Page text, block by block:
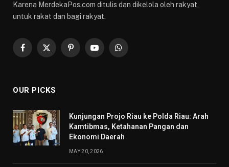
Karena MerdekaPos.com ditulis dan dikelola oleh rakyat,
untuk rakat dan bagi rakyat.
Facebook
X
PinterestYouTubeWhatsApp
OUR PICKS
Kunjungan Projo Riau ke Polda Riau: Arah
Kamtibmas, Ketahanan Pangan dan
Ekonomi Daerah
MAY 20, 2026